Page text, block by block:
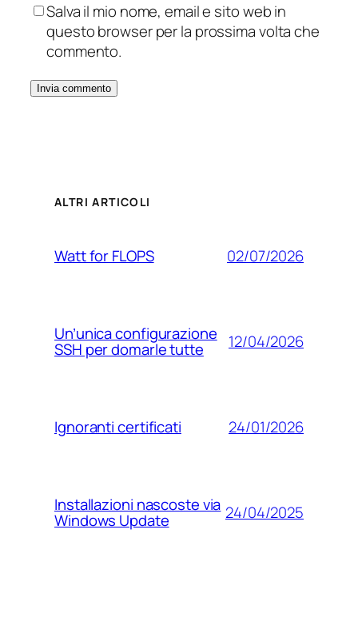
Salva il mio nome, email e sito web in
questo browser per la prossima volta che
commento.
ALTRI ARTICOLI
Watt for FLOPS 02/07/2026
Un’unica configurazione
SSH per domarle tutte 12/04/2026
Ignoranti certificati 24/01/2026
Installazioni nascoste via
Windows Update 24/04/2025